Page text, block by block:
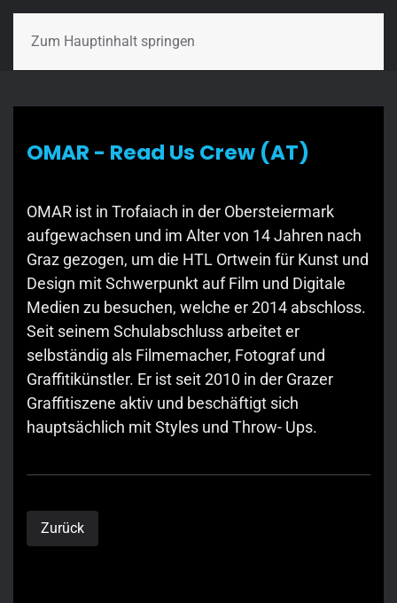
Zum Hauptinhalt springen
OMAR - Read Us Crew (AT)
OMAR ist in Trofaiach in der Obersteiermark
aufgewachsen und im Alter von 14 Jahren nach
Graz gezogen, um die HTL Ortwein für Kunst und
Design mit Schwerpunkt auf Film und Digitale
Medien zu besuchen, welche er 2014 abschloss.
Seit seinem Schulabschluss arbeitet er
selbständig als Filmemacher, Fotograf und
Graffitikünstler. Er ist seit 2010 in der Grazer
Graffitiszene aktiv und beschäftigt sich
hauptsächlich mit Styles und Throw- Ups.
Zurück